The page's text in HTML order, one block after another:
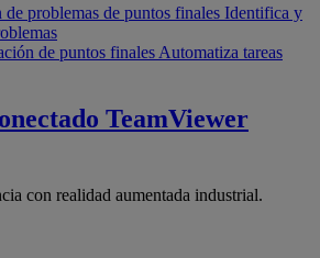
de problemas de puntos finales Identifica y
de puntos finales Automatiza tareas
TeamViewer
con realidad aumentada industrial.